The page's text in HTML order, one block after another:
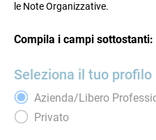
le Note Organizzative.
Compila i campi sottostanti:
Seleziona il tuo profilo
Azienda/Libero
Privato